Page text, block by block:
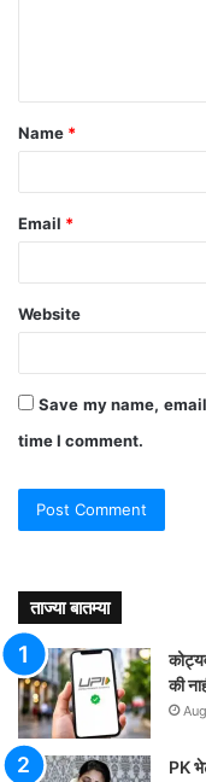
t
*
Name *
Email *
Website
Save my name,
time I comment.
ताज्या बातम्या
की
PK